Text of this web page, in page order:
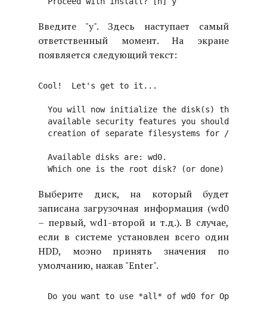
Введите "y". Здесь наступает самый
ответственный момент. На экране
появляется следующий текст:
Cool!  Let's get to it...
You will now initialize the disk(s) that
available security features you should
creation of separate filesystems for /, /tmp,
  Available disks are: wd0.
Выберите диск, на который будет
записана загрузочная информация (wd0
– первый, wd1-второй и т.д.). В случае,
если в системе установлен всего один
HDD, моэно принять значения по
умолчанию, нажав "Enter".